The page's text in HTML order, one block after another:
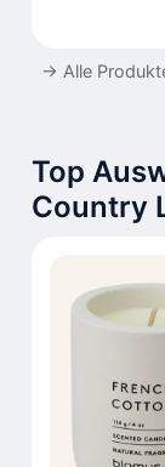
→ Alle
Top
Country